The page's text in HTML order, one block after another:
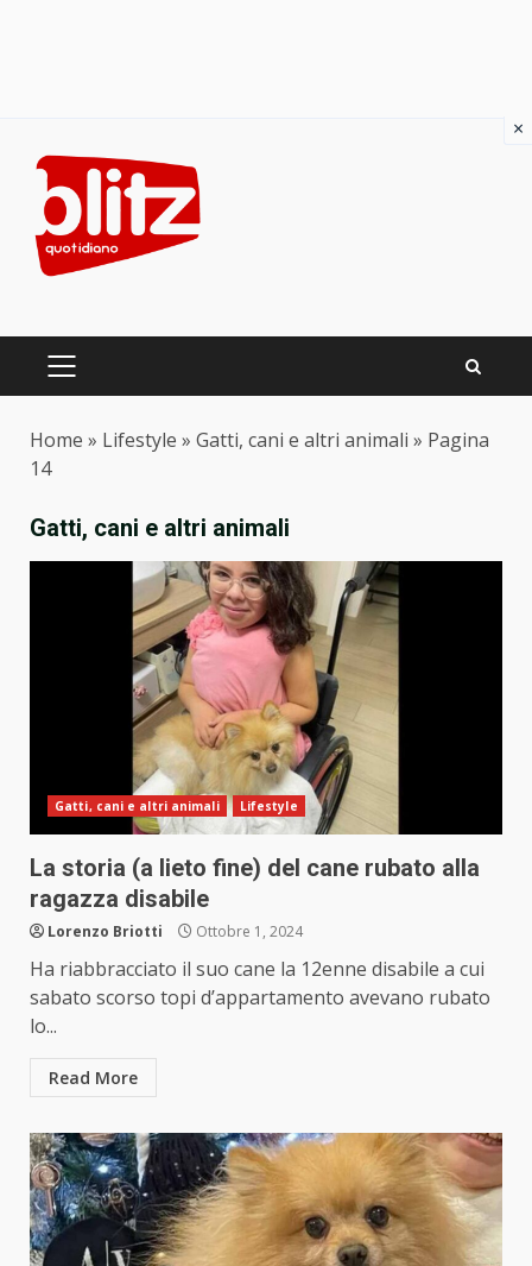
content
PRIMARY
Home » Lifestyle » Gatti, cani e altri animali » Pagina
14
Gatti, cani e altri animali
Gatti, cani e altri animali Lifestyle
La storia (a lieto fine) del cane rubato alla
ragazza disabile
Lorenzo Briotti Ottobre 1, 2024
Ha riabbracciato il suo cane la 12enne disabile a cui
sabato scorso topi d’appartamento avevano rubato
lo...
Read More
×